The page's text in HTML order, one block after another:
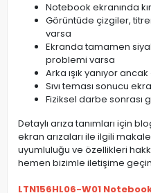
Notebook ekranında
Görüntüde çizgiler,
varsa
Ekranda tamamen
problemi varsa
Arka ışık yanıyor
Sıvı teması sonucu
Fiziksel darbe sonrası
Detaylı arıza tanımları için
ekran arızaları ile ilgili
uyumluluğu ve özellikleri
hemen bizimle iletişime
LTN156HL06-W01